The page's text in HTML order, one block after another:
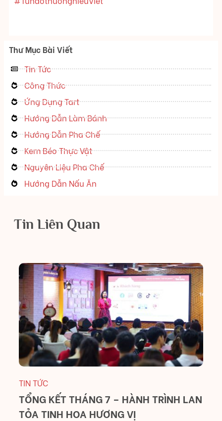
Thư Mục Bài Viết
Tin Tức
Công Thức
Ứng Dụng Tart
Hướng Dẫn Làm Bánh
Hướng Dẫn Pha Chế
Kem Béo Thực Vật
Nguyên Liệu Pha Chế
Hướng Dẫn Nấu Ăn
Tin Liên Quan
TIN TỨC
TỔNG KẾT THÁNG 7 – HÀNH TRÌNH LAN
TỎA TINH HOA HƯƠNG VỊ